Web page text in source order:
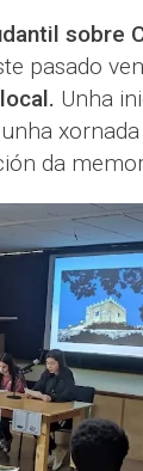
sobre
pasado
Unha
da